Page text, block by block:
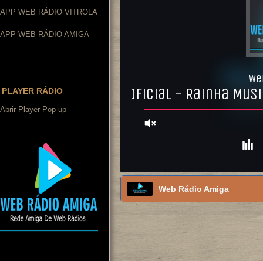
APP WEB RÁDIO VITROLA
APP WEB RÁDIO AMIGA
PLAYER RÁDIO
Abrir Player Pop-up
Web Rádio Amiga